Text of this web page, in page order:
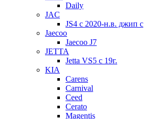
Daily
JAC
JS4 с 2020-н.в. джип с
Jaecoo
Jaecoo J7
JETTA
Jetta VS5 с 19г.
KIA
Carens
Carnival
Ceed
Cerato
Magentis